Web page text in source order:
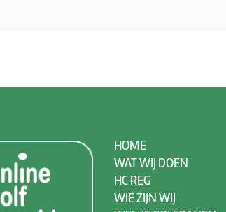
HOME
WAT WIJ DOEN
HC REG
WIE ZIJN WIJ